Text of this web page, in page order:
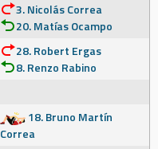
3. Nicolás Correa
20. Matías Ocampo
28. Robert Ergas
8. Renzo Rabino
18. Bruno Martín
Correa